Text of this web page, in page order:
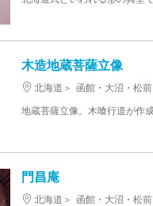
木造地蔵菩薩立像
北海道 函館・大沼・松前
門昌庵
北海道 函館・大沼・松前